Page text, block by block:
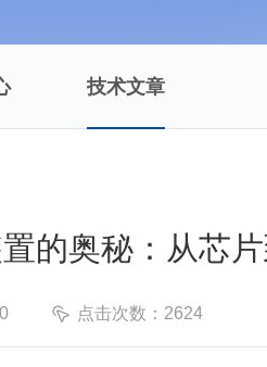
技术文章
的奥秘：从芯
点击次数：2624